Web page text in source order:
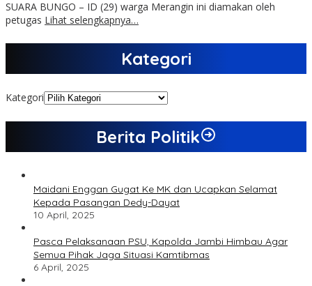
SUARA BUNGO – ID (29) warga Merangin ini diamakan oleh
petugas Lihat selengkapnya…
Kategori
Kategori
Berita Politik
Maidani Enggan Gugat Ke MK dan Ucapkan Selamat
Kepada Pasangan Dedy-Dayat
10 April, 2025
Pasca Pelaksanaan PSU, Kapolda Jambi Himbau Agar
Semua Pihak Jaga Situasi Kamtibmas
6 April, 2025